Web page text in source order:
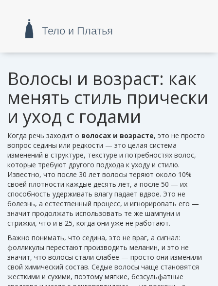
Волосы и возраст: как
менять стиль прически
и уход с годами
Когда речь заходит о волосах и возрасте, это не просто
вопрос седины или редкости — это целая система
изменений в структуре, текстуре и потребностях волос,
которые требуют другого подхода к уходу и стилю.
Известно, что после 30 лет волосы теряют около 10%
своей плотности каждые десять лет, а после 50 — их
способность удерживать влагу падает вдвое. Это не
болезнь, а естественный процесс, и игнорировать его —
значит продолжать использовать те же шампуни и
стрижки, что и в 25, когда они уже не работают.
Важно понимать, что седина, это не враг, а сигнал:
фолликулы перестают производить меланин, и это не
значит, что волосы стали слабее — просто они изменили
свой химический состав. Седые волосы чаще становятся
жесткими и сухими, поэтому мягкие, безсульфатные